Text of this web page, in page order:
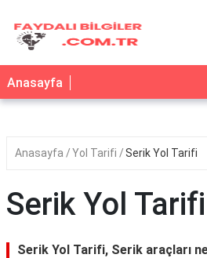
Anasayfa
Anasayfa Yol Tarifi Serik Yol Tarifi
Serik Yol Tarifi
Serik Yol Tarifi, Serik araçları